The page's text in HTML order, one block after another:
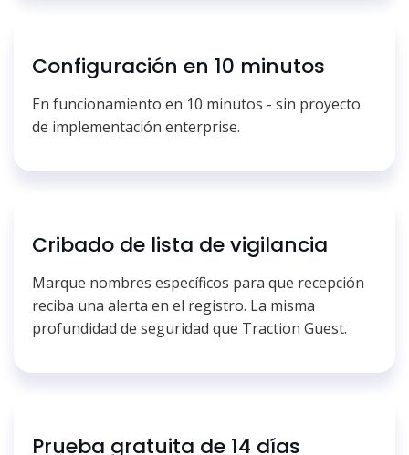
Configuración en 10 minutos
En funcionamiento en 10 minutos - sin proyecto
de implementación enterprise.
Cribado de lista de vigilancia
Marque nombres específicos para que recepción
reciba una alerta en el registro. La misma
profundidad de seguridad que Traction Guest.
Prueba gratuita de 14 días